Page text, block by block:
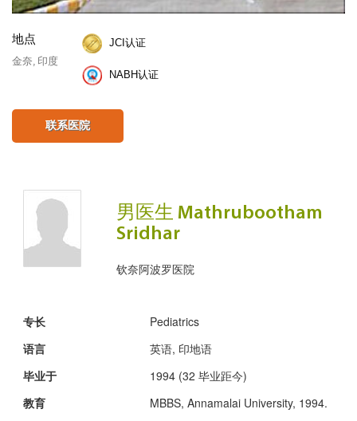
地点
金奈, 印度
JCI认证
NABH认证
联系医院
男医生 Mathrubootham
Sridhar
钦奈阿波罗医院
专长
Pediatrics
语言
英语, 印地语
毕业于
1994 (32 毕业距今)
教育
MBBS, Annamalai University, 1994.